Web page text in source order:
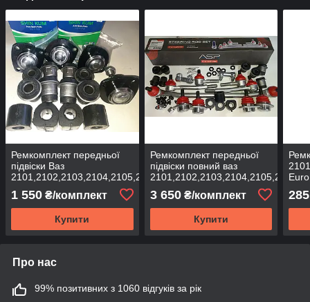
Ремкомплект передньої
підвіски Ваз
2101,2102,2103,2104,2105,2106,2107
1 550 ₴/комплект
Купити
Ремкомплект передньої
підвіски повний ваз
3 650₴/комплект
Купити
285
Про нас
99% позитивних з 1060 відгуків за рік